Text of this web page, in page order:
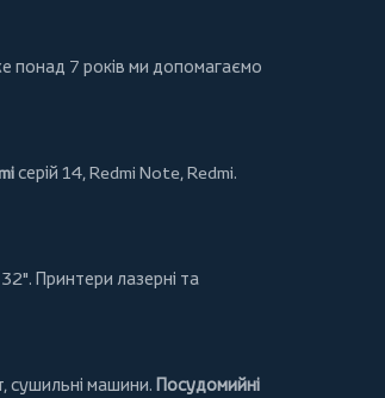
понад 7 років ми допомагаємо
серій 14, Redmi Note, Redmi.
Принтери лазерні та
сушильні машини. Посудомийні